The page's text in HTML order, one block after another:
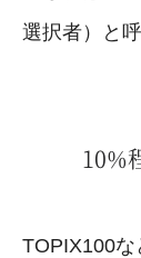
選択者）と
10%
TOPIX100